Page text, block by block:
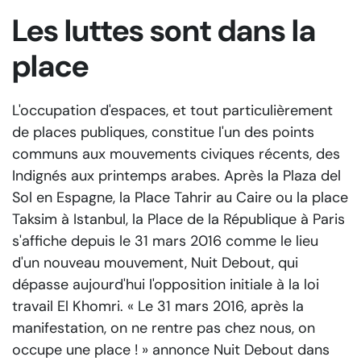
Les luttes sont dans la
place
L'occupation d'espaces, et tout particulièrement
de places publiques, constitue l'un des points
communs aux mouvements civiques récents, des
Indignés aux printemps arabes. Après la Plaza del
Sol en Espagne, la Place Tahrir au Caire ou la place
Taksim à Istanbul, la Place de la République à Paris
s'affiche depuis le 31 mars 2016 comme le lieu
d'un nouveau mouvement, Nuit Debout, qui
dépasse aujourd'hui l'opposition initiale à la loi
travail El Khomri. « Le 31 mars 2016, après la
manifestation, on ne rentre pas chez nous, on
occupe une place ! » annonce Nuit Debout dans